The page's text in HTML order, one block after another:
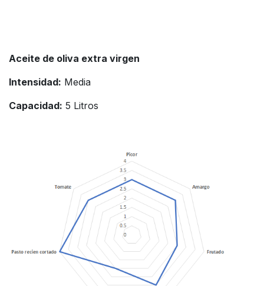
Aceite de oliva extra virgen
Intensidad: Media
Capacidad: 5 Litros